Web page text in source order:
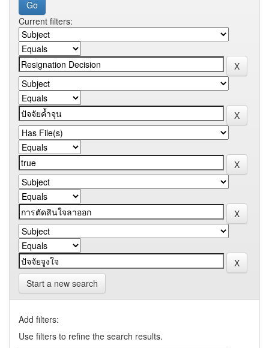
Current filters:
Start a new search
Add filters:
Use filters to refine the search results.